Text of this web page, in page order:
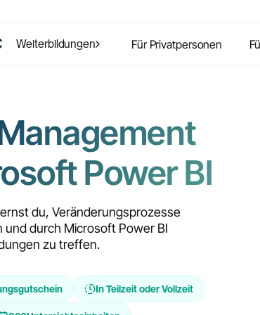
Weiterbildungen Für Privatpersonen
Power BI
du, Veränderungsprozesse
durch Microsoft Power BI
zu treffen.
In Teilzeit oder Vollzeit